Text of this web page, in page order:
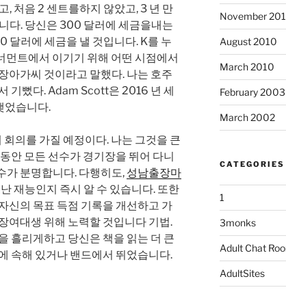
처음 2 센트를하지 않았고, 3 년 만
다. 당신은 300 달러에 세금을내는
달러에 세금을 낼 것입니다. K를 누
트에서 이기기 위해 어떤 시점에서
아가씨 것이라고 말했다. 나는 호주
기뻤다. Adam Scott은 2016 년 세
었습니다.
의를 가질 예정이다. 나는 그것을 큰
안 모든 선수가 경기장을 뛰어 다니
가 분명합니다. 다행히도, 성남출장마
재능인지 즉시 알 수 있습니다. 또한
신의 목표 득점 기록을 개선하고 가
여대생 위해 노력할 것입니다 기법.
흘리게하고 당신은 책을 읽는 더 큰
속해 있거나 밴드에서 뛰었습니다.
November
August 2010
March 2010
February 2003
March 2002
CATEGORIES
1
3monks
Adult Chat
AdultSites